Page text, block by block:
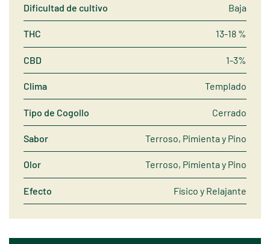
Dificultad de cultivo Baja
THC 13-18 %
CBD 1-3%
Clima Templado
Tipo de Cogollo Cerrado
Sabor Terroso, Pimienta y Pino
Olor Terroso, Pimienta y Pino
Efecto Físico y Relajante